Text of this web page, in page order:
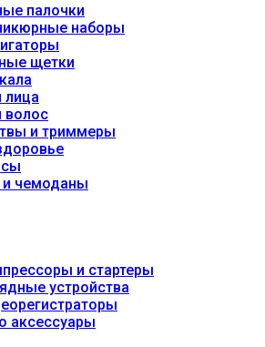
палочки
наборы
щетки
лица
волос
и триммеры
чемоданы
и стартеры
устройства
аксессуары